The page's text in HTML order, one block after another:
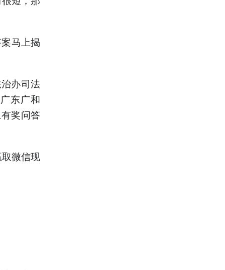
马上揭
办司法
东广和
奖问答
微信现